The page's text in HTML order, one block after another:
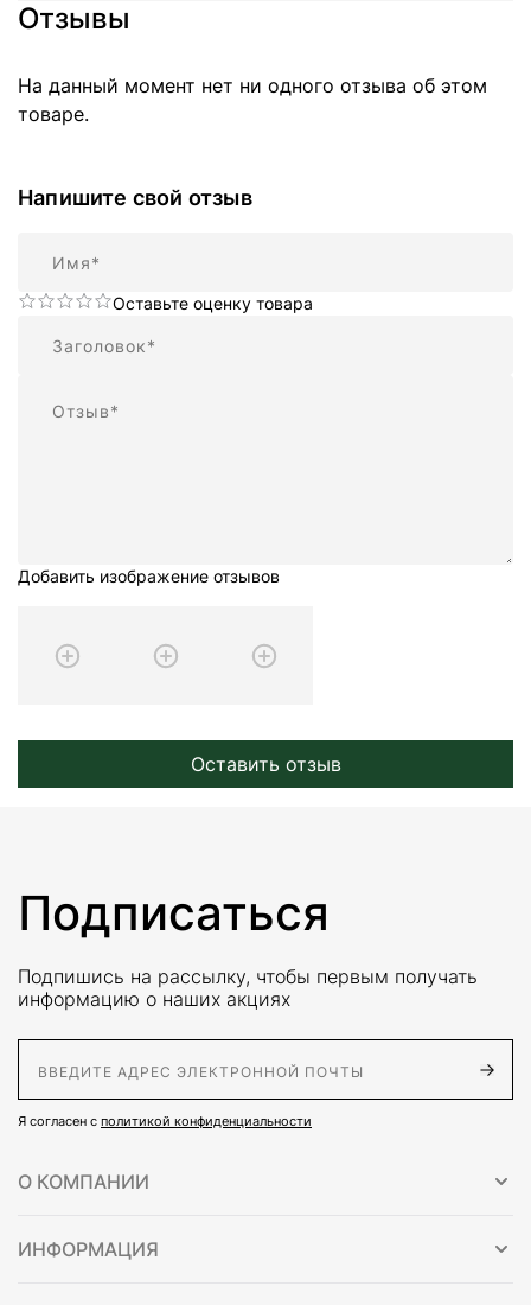
Отзывы
На данный момент нет ни одного отзыва об этом
товаре.
Напишите свой отзыв
Оставьте оценку товара
Добавить изображение отзывов
Оставить отзыв
Подписаться
Подпишись на рассылку, чтобы первым получать
информацию о наших акциях
Я согласен с политикой конфиденциальности
О КОМПАНИИ
ИНФОРМАЦИЯ